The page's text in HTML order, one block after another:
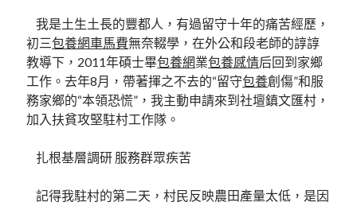
我是土生土長的豐都人，有過留守十年的痛苦經歷，
初三包養網車馬費無奈輟學，在外公和段老師的諄諄
教導下，2011年碩士畢包養網業包養感情后回到家鄉
工作。去年8月，帶著揮之不去的“留守包養創傷”和服
務家鄉的“本領恐慌”，我主動申請來到社壇鎮文匯村，
加入扶貧攻堅駐村工作隊。
扎根基層調研 服務群眾疾苦
記得我駐村的第二天，村民反映農田產量太低，是因